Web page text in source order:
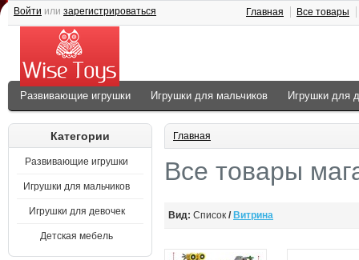
Войти или зарегистрироваться Главная Все товары
Развивающие игрушки Игрушки для мальчиков Игрушки для
Категории
Развивающие игрушки
Игрушки для мальчиков
Игрушки для девочек
Детская мебель
Главная
Все товары
Вид: Список / Витрина